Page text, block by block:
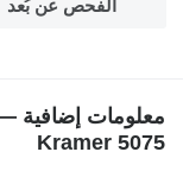
الفحص عن بُعد
معلومات إضافية —
Kramer 5075